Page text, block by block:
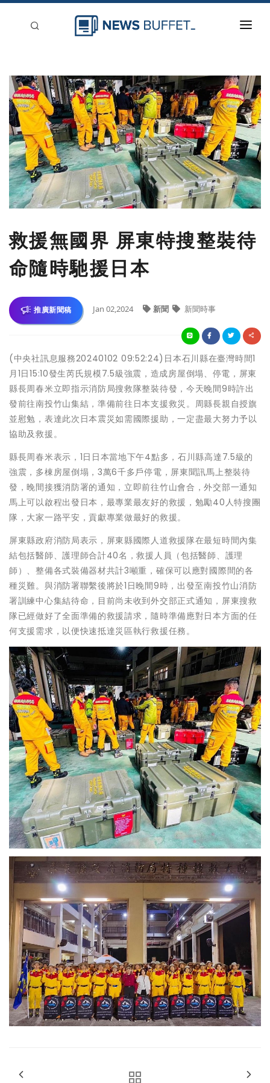
新聞稿分類
登入
刊登
救援無國界 屏東特搜整裝待
命隨時馳援日本
推廣新聞稿 Jan 02,2024 新聞 新聞時事
(中央社訊息服務20240102 09:52:24)日本石川縣在臺灣時間1
月1日15:10發生芮氏規模7.5級強震，造成房屋倒塌、停電，屏東
縣長周春米立即指示消防局搜救隊整裝待發，今天晚間9時許出
發前往南投竹山集結，準備前往日本支援救災。周縣長親自授旗
並慰勉，表達此次日本震災如需國際援助，一定盡最大努力予以
協助及救援。
縣長周春米表示，1日日本當地下午4點多，石川縣高達7.5級的
強震，多棟房屋倒塌，3萬6千多戶停電，屏東聞訊馬上整裝待
發，晚間接獲消防署的通知，立即前往竹山會合，外交部一通知
馬上可以啟程出發日本，最專業最友好的救援，勉勵40人特搜團
隊，大家一路平安，貢獻專業做最好的救援。
屏東縣政府消防局表示，屏東縣國際人道救援隊在最短時間內集
結包括醫師、護理師合計40名，救援人員（包括醫師、護理
師）、整備各式裝備器材共計3噸重，確保可以應對國際間的各
種災難。與消防署聯繫後將於1日晚間9時，出發至南投竹山消防
署訓練中心集結待命，目前尚未收到外交部正式通知，屏東搜救
隊已經做好了全面準備的救援請求，隨時準備應對日本方面的任
何支援需求，以便快速抵達災區執行救援任務。